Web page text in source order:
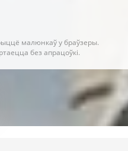
малюнкаў у браўзеры.
без апрацоўкі.